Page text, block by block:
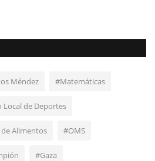
Méndez #Matemáticas
Local de Deportes
de Alimentos #OMS
#Gaza